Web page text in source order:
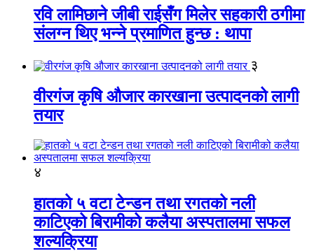
रवि लामिछाने जीबी राईसँग मिलेर सहकारी ठगीमा
संलग्न थिए भन्ने प्रमाणित हुन्छ : थापा
३
वीरगंज कृषि औजार कारखाना उत्पादनको लागी
तयार
४
हातको ५ वटा टेन्डन तथा रगतको नली
काटिएको बिरामीको कलैया अस्पतालमा सफल
शल्यक्रिया